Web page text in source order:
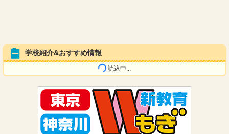
学校紹介&おすすめ情報
読込中...